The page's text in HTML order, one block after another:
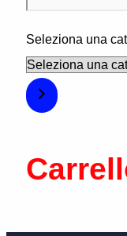
Seleziona una